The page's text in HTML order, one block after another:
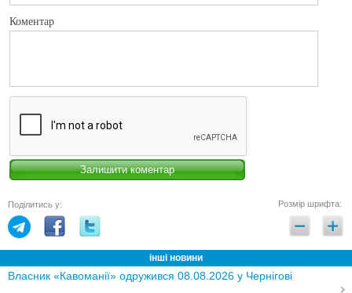
Коментар
Поділитись у: Розмір шрифта:
інші новини
Власник «Кавоманії» одружився 08.08.2026 у Чернігові